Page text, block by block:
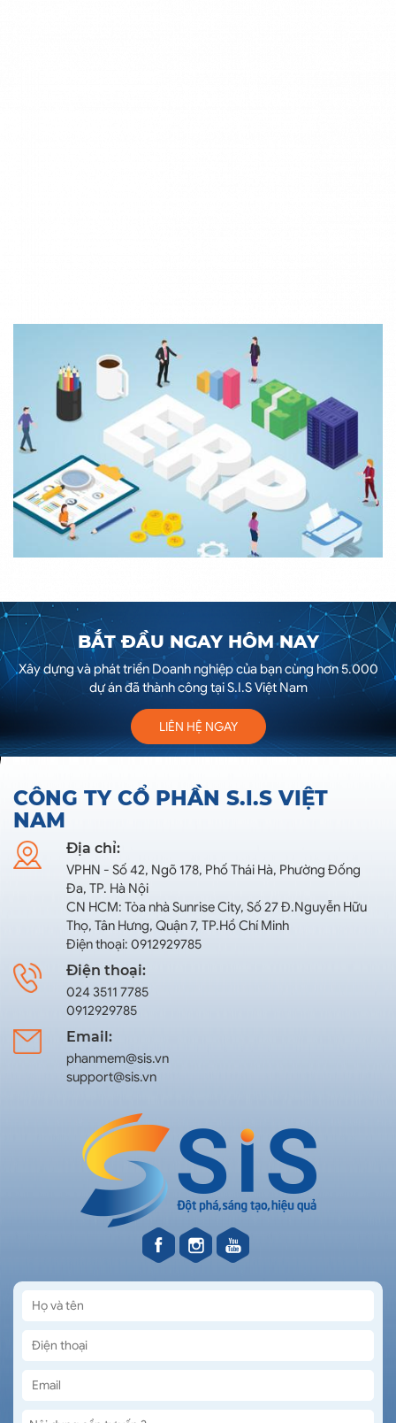
BẮT ĐẦU NGAY HÔM NAY
Xây dựng và phát triển Doanh nghiệp của bạn cùng hơn 5.000
dự án đã thành công tại S.I.S Việt Nam
LIÊN HỆ NGAY
CÔNG TY CỔ PHẦN S.I.S VIỆT
NAM
Địa chỉ:
VPHN - Số 42, Ngõ 178, Phố Thái Hà, Phường Đống
Đa, TP. Hà Nội
CN HCM: Tòa nhà Sunrise City, Số 27 Đ.Nguyễn Hữu
Thọ, Tân Hưng, Quận 7, TP.Hồ Chí Minh
Điện thoại: 0912929785
Điện thoại:
024 3511 7785
0912929785
Email:
phanmem@sis.vn
support@sis.vn